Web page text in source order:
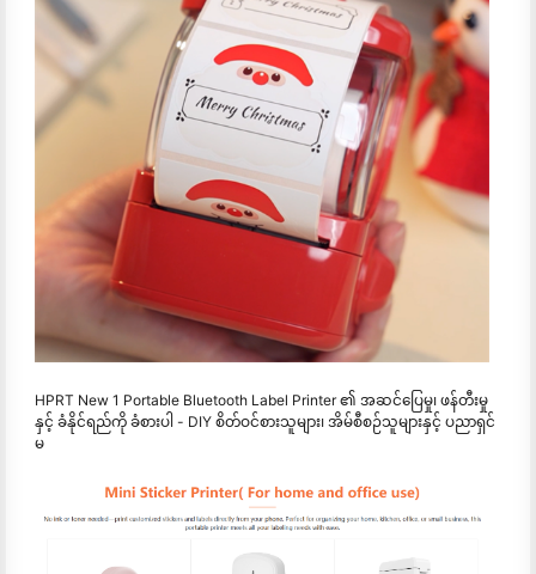
HPRT New 1 Portable Bluetooth Label Printer ၏ အဆင်ပြေမှု၊ ဖန်တီးမှု
နှင့် ခံနိုင်ရည်ကို ခံစားပါ - DIY စိတ်ဝင်စားသူများ၊ အိမ်စီစဉ်သူများနှင့် ပညာရှင်
မ